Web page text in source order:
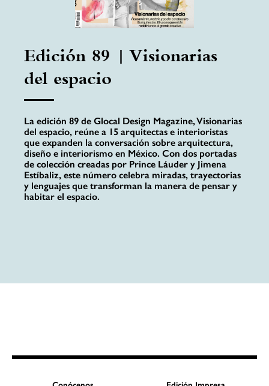
Edición 89 | Visionarias
del espacio
La edición 89 de Glocal Design Magazine, Visionarias
del espacio, reúne a 15 arquitectas e interioristas
que expanden la conversación sobre arquitectura,
diseño e interiorismo en México. Con dos portadas
de colección creadas por Prince Láuder y Jimena
Estíbaliz, este número celebra miradas, trayectorias
y lenguajes que transforman la manera de pensar y
habitar el espacio.